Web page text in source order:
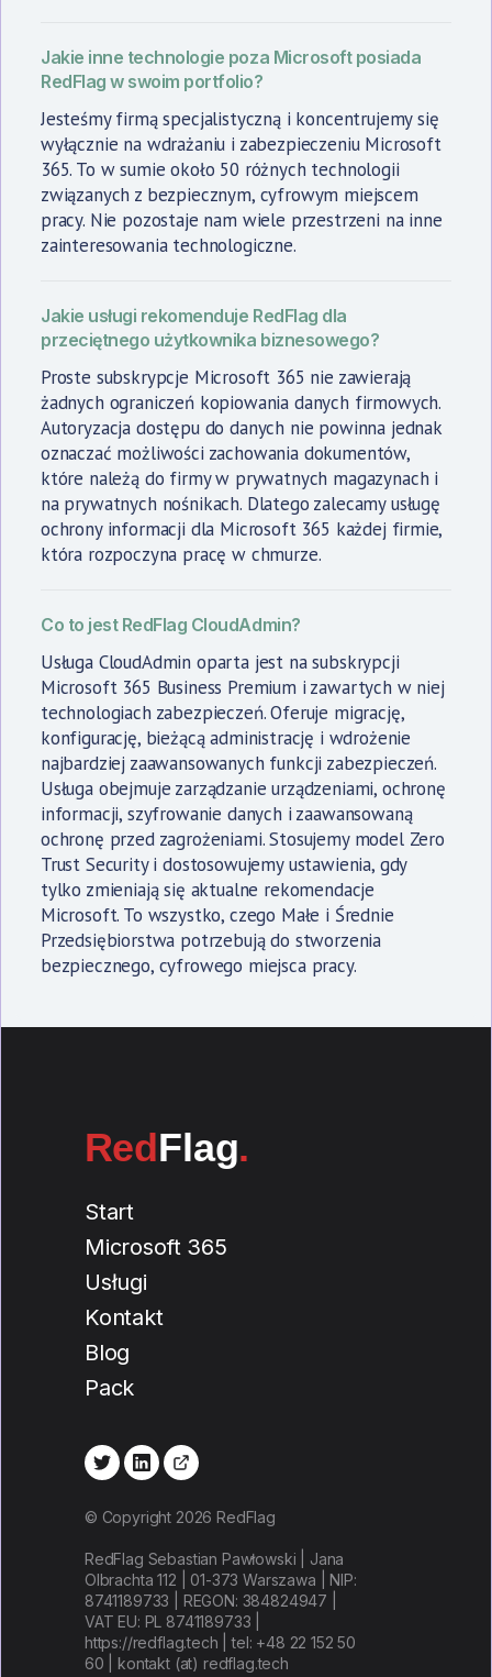
Jakie inne technologie poza Microsoft posiada
RedFlag w swoim portfolio?
Jesteśmy firmą specjalistyczną i koncentrujemy się
wyłącznie na wdrażaniu i zabezpieczeniu Microsoft
365. To w sumie około 50 różnych technologii
związanych z bezpiecznym, cyfrowym miejscem
pracy. Nie pozostaje nam wiele przestrzeni na inne
zainteresowania technologiczne.
Jakie usługi rekomenduje RedFlag dla
przeciętnego użytkownika biznesowego?
Proste subskrypcje Microsoft 365 nie zawierają
żadnych ograniczeń kopiowania danych firmowych.
Autoryzacja dostępu do danych nie powinna jednak
oznaczać możliwości zachowania dokumentów,
które należą do firmy w prywatnych magazynach i
na prywatnych nośnikach. Dlatego zalecamy usługę
ochrony informacji dla Microsoft 365 każdej firmie,
która rozpoczyna pracę w chmurze.
Co to jest RedFlag CloudAdmin?
Usługa CloudAdmin oparta jest na subskrypcji
Microsoft 365 Business Premium i zawartych w niej
technologiach zabezpieczeń. Oferuje migrację,
konfigurację, bieżącą administrację i wdrożenie
najbardziej zaawansowanych funkcji zabezpieczeń.
Usługa obejmuje zarządzanie urządzeniami, ochronę
informacji, szyfrowanie danych i zaawansowaną
ochronę przed zagrożeniami. Stosujemy model Zero
Trust Security i dostosowujemy ustawienia, gdy
tylko zmieniają się aktualne rekomendacje
Microsoft. To wszystko, czego Małe i Średnie
Przedsiębiorstwa potrzebują do stworzenia
bezpiecznego, cyfrowego miejsca pracy.
RedFlag.
Start
Microsoft 365
Usługi
Kontakt
Blog
Pack
© Copyright 2026 RedFlag
RedFlag Sebastian Pawłowski | Jana
Olbrachta 112 | 01-373 Warszawa | NIP:
8741189733 | REGON: 384824947 |
VAT EU: PL 8741189733 |
https://redflag.tech | tel: +48 22 152 50
60 | kontakt (at) redflag.tech